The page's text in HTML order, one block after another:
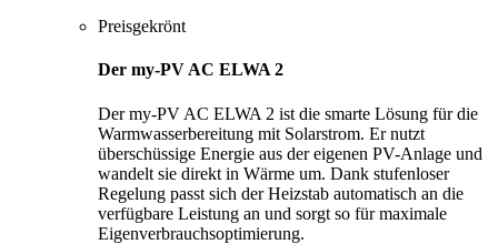
Preisgekrönt
Der my-PV AC ELWA 2
Der my-PV AC ELWA 2 ist die smarte Lösung für die
Warmwasserbereitung mit Solarstrom. Er nutzt
überschüssige Energie aus der eigenen PV-Anlage und
wandelt sie direkt in Wärme um. Dank stufenloser
Regelung passt sich der Heizstab automatisch an die
verfügbare Leistung an und sorgt so für maximale
Eigenverbrauchsoptimierung.